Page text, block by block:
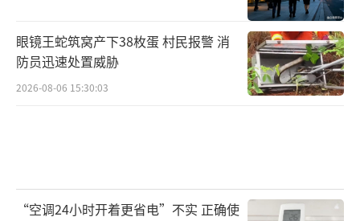
眼镜王蛇筑窝产下38枚蛋 村民报警 消
防员迅速处置威胁
2026-08-06 15:30:03
“空调24小时开着更省电”不实 正确使